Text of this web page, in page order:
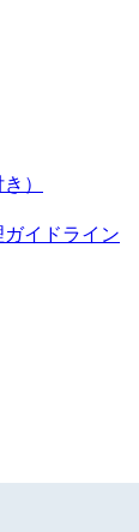
）
イドライン